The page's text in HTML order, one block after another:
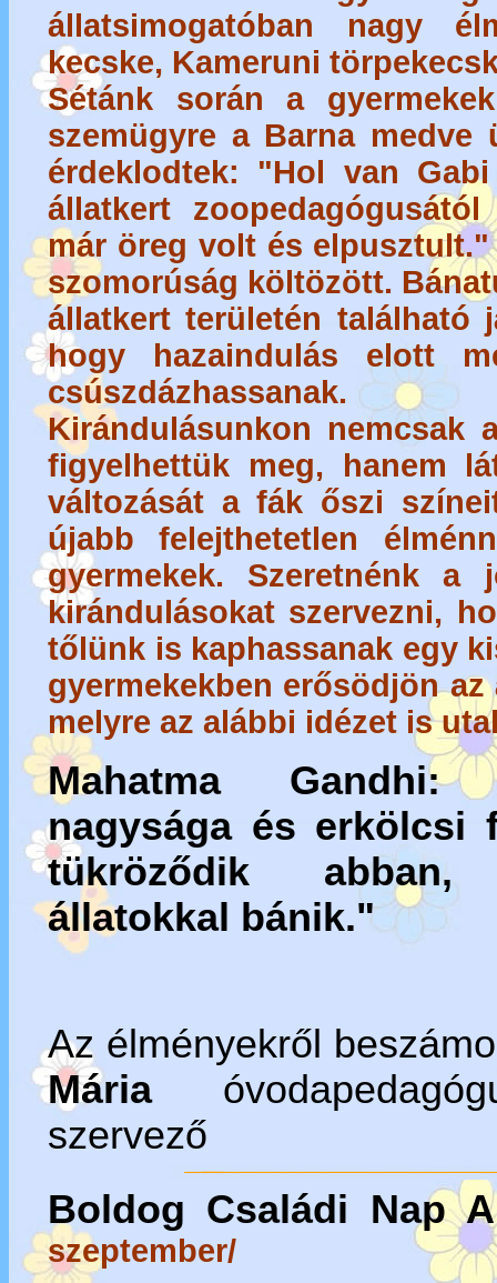
állatsimogatóban nagy
kecske, Kameruni
Sétánk során a
szemügyre a Barna medve
érdeklodtek: "Hol van
állatkert
már öreg volt és elpusztult."
szomorúság költözött.
állatkert területén található
hogy hazaindulás elott
csúszdázhassanak.
Kirándulásunkon nemcsak
figyelhettük meg, hanem
változását a fák őszi
újabb felejthetetlen
gyermekek. Szeretnénk a
kirándulásokat szervezni,
tőlünk is kaphassanak egy
gyermekekben erősödjön az
melyre az alábbi idézet is
Mahatma
nagysága és erkölcsi
tükröződik
állatokkal bánik."
Az élményekről
Mária
szervező
Boldog Családi Nap
szeptember/